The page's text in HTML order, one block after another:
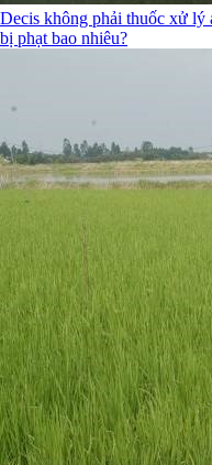
Decis không phải thuốc xử lý
bị phạt bao nhiêu?